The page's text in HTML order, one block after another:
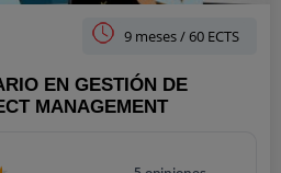
9 meses / 60 ECTS
EN GESTIÓN DE
MANAGEMENT